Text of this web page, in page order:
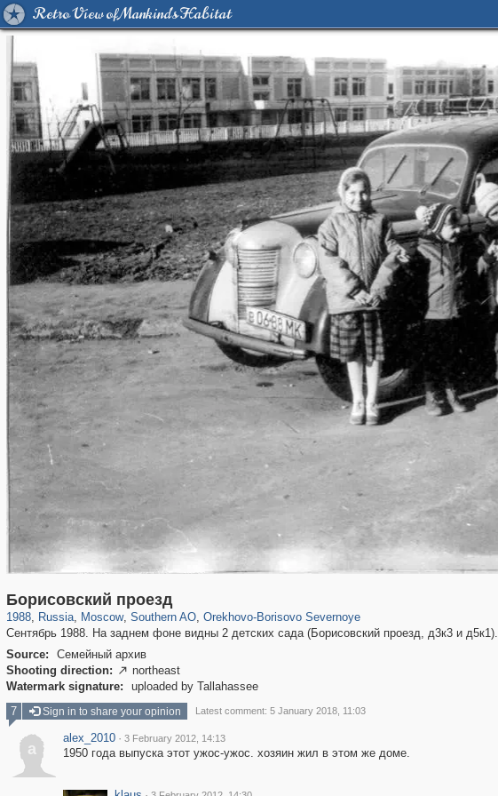
Retro View of Mankind's Habitat
Борисовский проезд
1988, Russia
1,406,211 29,243
, Moscow
319,779 8,286
, Southern AO
21,637 390
, Orekhovo-Borisovo Severnoye
Сентябрь 1988. На заднем фоне видны 2 детских сада (Борисовский проезд, д3к3 и д5к1).
Source:
Семейный архив
Shooting direction:  northeast
Watermark signature:
uploaded by Tallahassee
7 Sign in to share your opinion Latest comment: 5 January 2018, 11:03
a
alex_2010 · 3 February 2012, 14:13
1950 года выпуска этот ужос-ужос. хозяин жил в этом же доме.